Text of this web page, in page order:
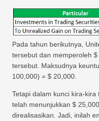
Pada tahun berikutnya,
tersebut dan memperoleh
tersebut. Maksudnya
100,000) = $ 20,000.
Tetapi dalam kunci kira-kira
telah menunjukkan $
direalisasikan. Jadi, inilah